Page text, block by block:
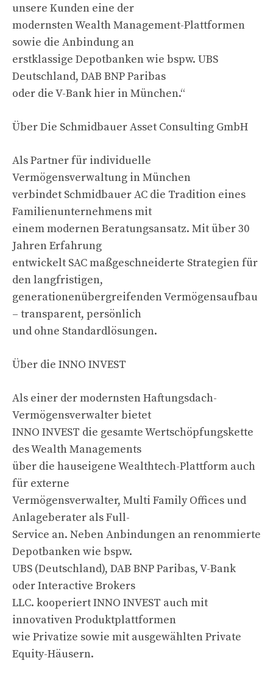
unsere Kunden eine der
modernsten Wealth Management-Plattformen
sowie die Anbindung an
erstklassige Depotbanken wie bspw. UBS
Deutschland, DAB BNP Paribas
oder die V-Bank hier in München.“
Über Die Schmidbauer Asset Consulting GmbH
Als Partner für individuelle
Vermögensverwaltung in München
verbindet Schmidbauer AC die Tradition eines
Familienunternehmens mit
einem modernen Beratungsansatz. Mit über 30
Jahren Erfahrung
entwickelt SAC maßgeschneiderte Strategien für
den langfristigen,
generationenübergreifenden Vermögensaufbau
– transparent, persönlich
und ohne Standardlösungen.
Über die INNO INVEST
Als einer der modernsten Haftungsdach-
Vermögensverwalter bietet
INNO INVEST die gesamte Wertschöpfungskette
des Wealth Managements
über die hauseigene Wealthtech-Plattform auch
für externe
Vermögensverwalter, Multi Family Offices und
Anlageberater als Full-
Service an. Neben Anbindungen an renommierte
Depotbanken wie bspw.
UBS (Deutschland), DAB BNP Paribas, V-Bank
oder Interactive Brokers
LLC. kooperiert INNO INVEST auch mit
innovativen Produktplattformen
wie Privatize sowie mit ausgewählten Private
Equity-Häusern.